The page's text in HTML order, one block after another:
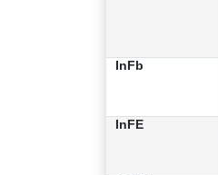
InFb
InFE